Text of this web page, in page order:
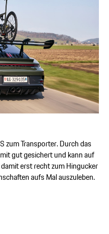
zum Transporter. Durch das
gut gesichert und kann auf
erst recht zum Hingucker
aufs Mal auszuleben.